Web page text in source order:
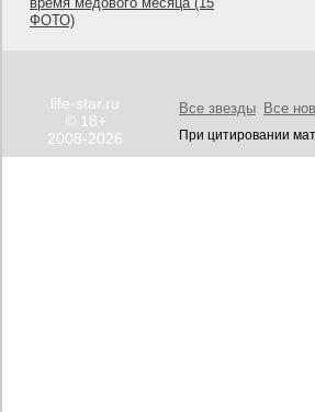
ФОТО)
life-star.ru
© 18+
2008-2026
Все звезды Все
При цитировании